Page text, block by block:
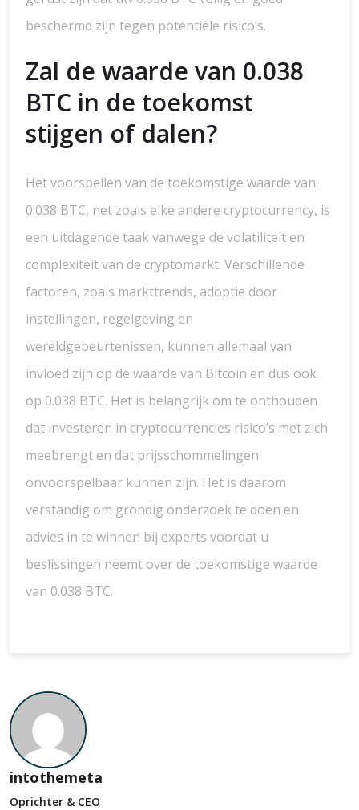
beschermd zijn tegen potentiële risico’s.
Zal de waarde van 0.038
BTC in de toekomst
stijgen of dalen?
Het voorspellen van de toekomstige waarde van
0.038 BTC, net zoals elke andere cryptocurrency, is
een uitdagende taak vanwege de volatiliteit en
complexiteit van de cryptomarkt. Verschillende
factoren, zoals markttrends, adoptie door
instellingen, regelgeving en
wereldgebeurtenissen, kunnen allemaal van
invloed zijn op de waarde van Bitcoin en dus ook
op 0.038 BTC. Het is belangrijk om te onthouden
dat investeren in cryptocurrencies risico’s met zich
meebrengt en dat prijsschommelingen
onvoorspelbaar kunnen zijn. Het is daarom
verstandig om grondig onderzoek te doen en
advies in te winnen bij experts voordat u
beslissingen neemt over de toekomstige waarde
van 0.038 BTC.
intothemeta
Oprichter & CEO